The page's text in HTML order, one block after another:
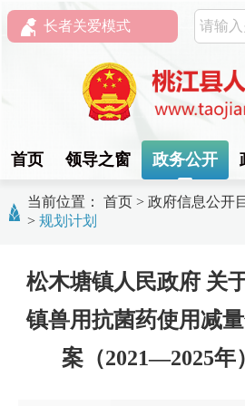
长者关爱模式
首页 领导之窗 政务公开
当前位置： 首页 > 政府信息公开
> 规划计划
松木塘镇人民政府 关
镇兽用抗菌药使用减
案（2021—2025年